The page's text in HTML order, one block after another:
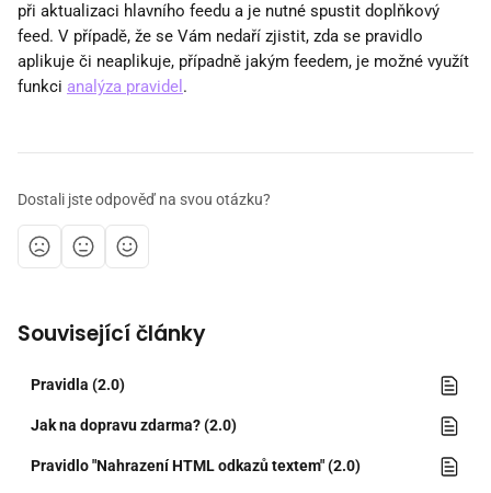
při aktualizaci hlavního feedu a je nutné spustit doplňkový
feed. V případě, že se Vám nedaří zjistit, zda se pravidlo
aplikuje či neaplikuje, případně jakým feedem, je možné využít
funkci analýza pravidel .
Dostali jste odpověď na svou otázku?
Související články
Pravidla (2.0)
Jak na dopravu zdarma? (2.0)
Pravidlo "Nahrazení HTML odkazů textem" (2.0)